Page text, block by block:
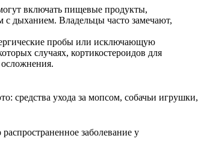
включать пищевые продукты,
дыханием. Владельцы часто замечают,
пробы или исключающую
случаях, кортикостероидов для
средства ухода за мопсом, собачьи игрушки,
заболевание у